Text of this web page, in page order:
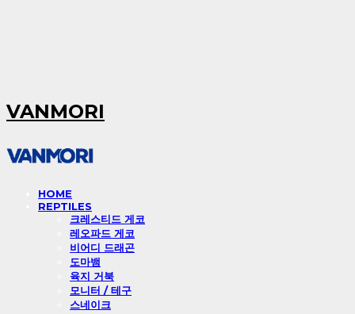
VANMORI
HOME
REPTILES
크레스티드 게코
레오파드 게코
비어디 드래곤
도마뱀
육지 거북
모니터 / 테구
스네이크